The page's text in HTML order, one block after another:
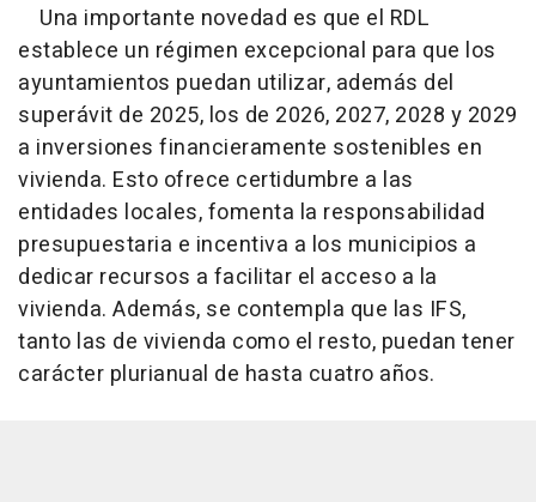
Una importante novedad es que el RDL
establece un régimen excepcional para que los
ayuntamientos puedan utilizar, además del
superávit de 2025, los de 2026, 2027, 2028 y 2029
a inversiones financieramente sostenibles en
vivienda. Esto ofrece certidumbre a las
entidades locales, fomenta la responsabilidad
presupuestaria e incentiva a los municipios a
dedicar recursos a facilitar el acceso a la
vivienda. Además, se contempla que las IFS,
tanto las de vivienda como el resto, puedan tener
carácter plurianual de hasta cuatro años.